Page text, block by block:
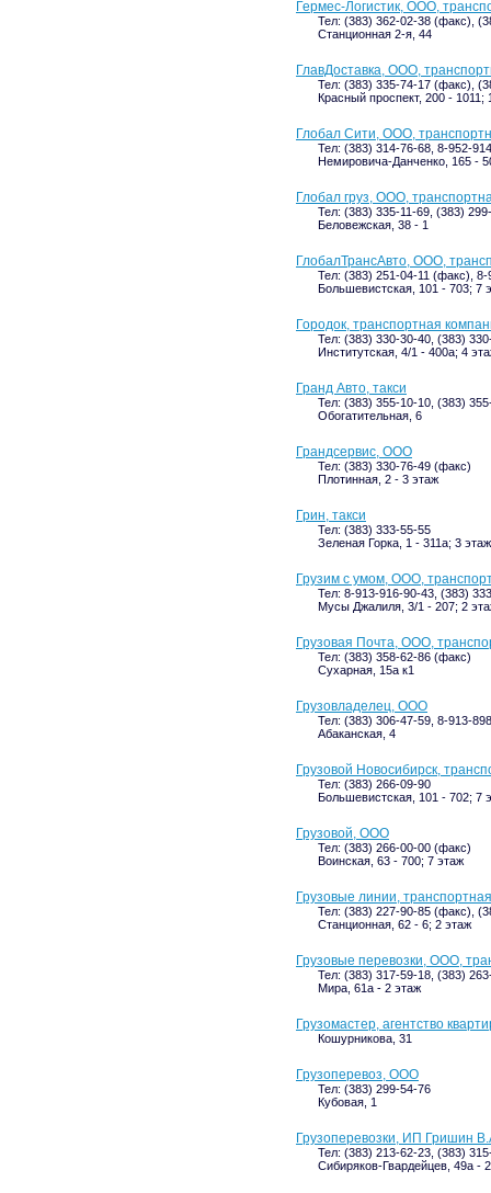
Гермес-Логистик, ООО,
Тел: (383) 362-02-38 (факс),
Станционная 2-я, 44
ГлавДоставка, ООО,
Тел: (383) 335-74-17 (факс),
Красный проспект, 200 - 1011;
Глобал Сити, ООО,
Тел: (383) 314-76-68, 8-952-
Немировича-Данченко, 165 -
Глобал груз, ООО,
Тел: (383) 335-11-69, (383)
Беловежская, 38 - 1
ГлобалТрансАвто, ООО,
Тел: (383) 251-04-11 (факс), 8-
Большевистская, 101 - 703; 7
Городок, транспортная
Тел: (383) 330-30-40, (383)
Институтская, 4/1 - 400а; 4
Гранд Авто, такси
Тел: (383) 355-10-10, (383)
Обогатительная, 6
Грандсервис, ООО
Тел: (383) 330-76-49 (факс)
Плотинная, 2 - 3 этаж
Грин, такси
Тел: (383) 333-55-55
Зеленая Горка, 1 - 311а; 3 этаж
Грузим с умом, ООО,
Тел: 8-913-916-90-43, (383)
Мусы Джалиля, 3/1 - 207; 2
Грузовая Почта, ООО,
Тел: (383) 358-62-86 (факс)
Сухарная, 15а к1
Грузовладелец, ООО
Тел: (383) 306-47-59, 8-913-
Абаканская, 4
Грузовой Новосибирск,
Тел: (383) 266-09-90
Большевистская, 101 - 702; 7
Грузовой, ООО
Тел: (383) 266-00-00 (факс)
Воинская, 63 - 700; 7 этаж
Грузовые линии,
Тел: (383) 227-90-85 (факс),
Станционная, 62 - 6; 2 этаж
Грузовые перевозки, ООО,
Тел: (383) 317-59-18, (383)
Мира, 61а - 2 этаж
Грузомастер, агентство
Кошурникова, 31
Грузоперевоз, ООО
Тел: (383) 299-54-76
Кубовая, 1
Грузоперевозки, ИП Гришин
Тел: (383) 213-62-23, (383)
Сибиряков-Гвардейцев, 49а -